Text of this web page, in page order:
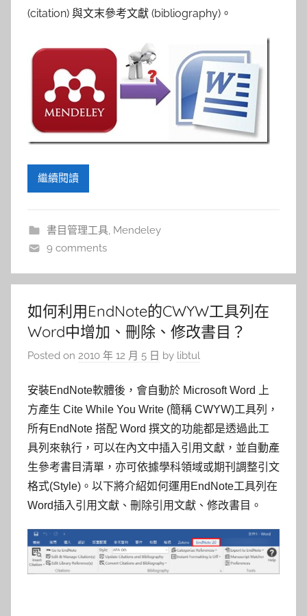
(citation) 與文末參考文獻 (bibliography)。
繼續閱讀
書目管理工具, Mendeley
9 comments
如何利用EndNote的CWYW工具列在
Word中增加、刪除、修改書目？
Posted on 2010 年 12 月 5 日 by libtul
安裝EndNote軟體後，會自動於 Microsoft Word 上
方產生 Cite While You Write (簡稱 CWYW)工具列，
所有EndNote 搭配 Word 撰文的功能都是透過此工
具列來執行，可以在內文中插入引用文獻，並自動產
生參考書目清單，亦可依據學科領域或期刊調整引文
格式(Style)。以下將介紹如何運用EndNote工具列在
Word插入引用文獻、刪除引用文獻、修改書目。